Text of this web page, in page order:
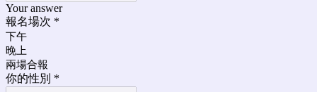
Your answer
報名場次 *
下午
晚上
兩場合報
你的性別 *